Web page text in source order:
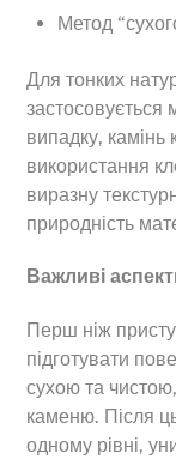
Метод
Для тонких
застосовується
випадку, камінь
використання
виразну
природність
Важливі
Перш ніж
підготувати
сухою та
каменю. Після
одному рівні,